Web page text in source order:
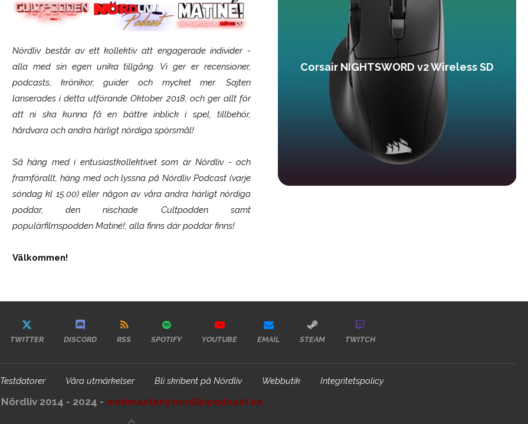
Nördliv består av ett kollektiv att engagerade individer -
alla med sin egen unika tillgång. Vi ger er recensioner,
podcasts, krönikor, guider och mycket mer. Sajten
lanserades i detta utförande Oktober 2018, och ger allt för
att ni ska kunna få en bättre inblick i spel, tillbehör,
hårdvara och andra härligt nördiga spörsmål!
Så häng med i entusiastkollektivet som ärNördliv- och
framförallt, häng med och lyssna på Nördliv Podcast (varje
söndag kl 15.00) eller någon av våra andra härligt nördiga
poddar, den nischade Cultpodden samt
populärfilmspodden Matiné!; alla finns där poddar finns!
Välkommen!
SCUF Gaming Omega Corsair NIGHTSWORD v2 Wireless SD
TWITTER DISCORD RSS SPOTIFY YOUTUBE EMAIL STEAM TWITCH
Testdatorer Våra utmärkelser Bli skribent på Nördliv Webbutik Integritetspolicy
Nördliv 2014 - 2024 - webmaster@nordlivpodcast.se